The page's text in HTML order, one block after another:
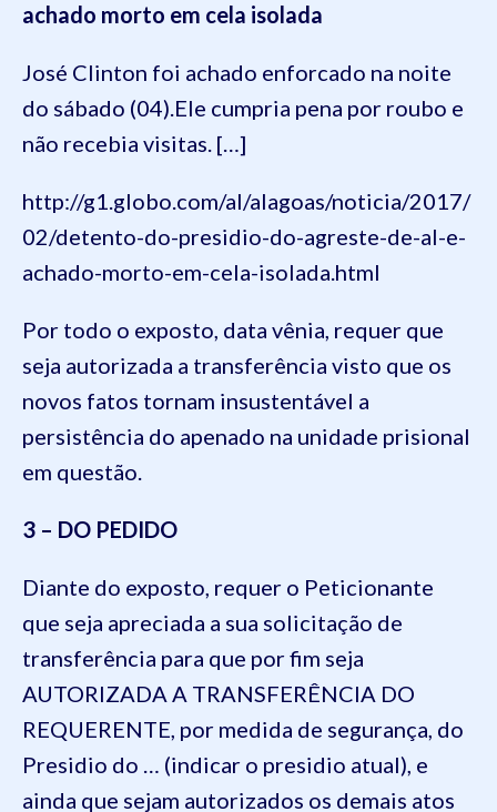
achado morto em cela isolada
José Clinton foi achado enforcado na noite
do sábado (04).Ele cumpria pena por roubo e
não recebia visitas. […]
http://g1.globo.com/al/alagoas/noticia/2017/
02/detento-do-presidio-do-agreste-de-al-e-
achado-morto-em-cela-isolada.html
Por todo o exposto, data vênia, requer que
seja autorizada a transferência visto que os
novos fatos tornam insustentável a
persistência do apenado na unidade prisional
em questão.
3 – DO PEDIDO
Diante do exposto, requer o Peticionante
que seja apreciada a sua solicitação de
transferência para que por fim seja
AUTORIZADA A TRANSFERÊNCIA DO
REQUERENTE, por medida de segurança, do
Presidio do … (indicar o presidio atual), e
ainda que sejam autorizados os demais atos